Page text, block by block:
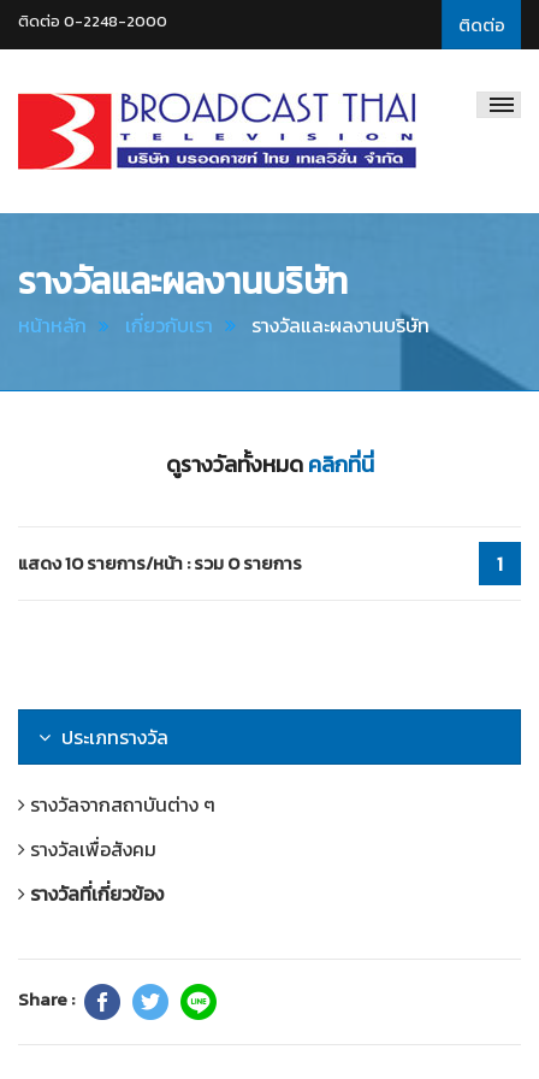
ติดต่อ
ติดต่อ 0-2248-2000
Thai
รางวัลและผลงานบริษัท
หน้าหลัก เกี่ยวกับเรา รางวัลและผลงานบริษัท
ดูรางวัลทั้งหมดคลิกที่นี่
แสดง 10 รายการ/หน้า : รวม 0 รายการ 1
ประเภทรางวัล
รางวัลจากสถาบันต่าง ๆ
รางวัลเพื่อสังคม
รางวัลที่เกี่ยวข้อง
Share :